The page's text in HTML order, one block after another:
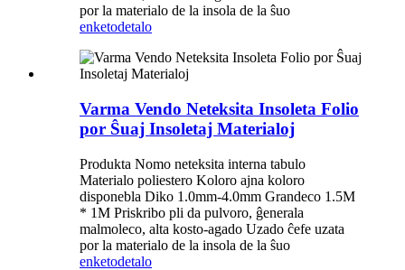
por la materialo de la insola de la ŝuo
enketodetalo
Varma Vendo Neteksita Insoleta Folio
por Ŝuaj Insoletaj Materialoj
Produkta Nomo neteksita interna tabulo
Materialo poliestero Koloro ajna koloro
disponebla Diko 1.0mm-4.0mm Grandeco 1.5M
* 1M Priskribo pli da pulvoro, ĝenerala
malmoleco, alta kosto-agado Uzado ĉefe uzata
por la materialo de la insola de la ŝuo
enketodetalo